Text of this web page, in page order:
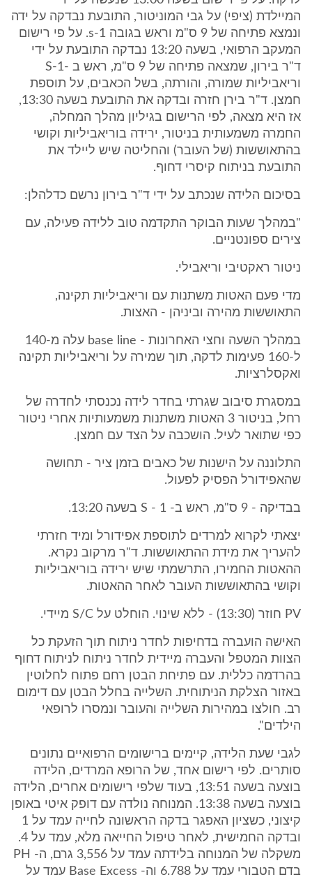
המיילדת (ציפי) על גבי המוניטור, התובעת נבדקה על ידה
ונמצא פתיחה של 9 ס"מ וראש בגובה s-1. על פי רישום
המעקב הרפואי, בשעה 13:20 נבדקה התובעת על ידי
ד"ר בירון, שמצאה פתיחה של 9 ס"מ, ראש ב -S-1
וריאביליות שמורה, והורתה, בשל הכאבים, על תוספת
חמצן. ד"ר בירן חזרה ובדקה את התובעת בשעה 13:30,
אז היא מצאה, לפי הרישום בגיליון מהלך המחלה,
החמרה משמעותית בניטור, ירידה בוריאביליות וקושי
בהתאוששות (של העובר) והחליטה שיש ליילד את
התובעת בניתוח קיסרי דחוף.
בסיכום הלידה שנכתב על ידי ד"ר בירון נרשם כדלהלן:
"במהלך שעות הבוקר התקדמה טוב ללידה פעילה, עם
צירים ספונטניים.
ניטור ראקטיבי וריאבילי.
מדי פעם האטות משתנות עם וריאביליות תקינה,
התאוששות מהירה וביניהן - האצות.
במהלך השעה וחצי האחרונות - base line עלה מ-140
ל-160 פעימות לדקה, תוך שמירה על וריאביליות תקינה
ואקסלרציות.
במסגרת סיבוב שגרתי בחדר לידה נכנסתי לחדרה של
רחל, בניטור 3 האטות משתנות משמעותיות אחרי ניטור
כפי שתואר לעיל. הושכבה על הצד עם חמצן.
התלוננה על הישנות של כאבים בזמן ציר - תחושה
שהאפידורל הפסיק לפעול.
בבדיקה - 9 ס"מ, ראש ב- 1 - S בשעה 13:20.
יצאתי לקרוא למרדים לתוספת אפידורל ומיד חזרתי
להעריך את מידת ההתאוששות. ד"ר מרקוב נקרא.
ההאטות החמירו, התרשמתי שיש ירידה בוריאביליות
וקושי בהתאוששות העובר לאחר ההאטות.
PV חוזר (13:30) - ללא שינוי. הוחלט על S/C מיידי.
האישה הועברה בדחיפות לחדר ניתוח תוך הזעקת כל
הצוות המטפל והעברה מיידית לחדר ניתוח לניתוח דחוף
בהרדמה כללית. עם פתיחת הבטן רחם פתוח לחלוטין
באזור הצלקת הניתוחית. השלייה בחלל הבטן עם דימום
רב. חולצו במהירות השלייה והעובר ונמסרו לרופאי
הילדים".
לגבי שעת הלידה, קיימים ברישומים הרפואיים נתונים
סותרים. לפי רישום אחד, של הרופא המרדים, הלידה
בוצעה בשעה 13:51, בעוד שלפי רישומים אחרים, הלידה
בוצעה בשעה 13:38. המנוחה נולדה עם דופק איטי באופן
קיצוני, כשציון האפגר בדקה הראשונה לחייה עמד על 1
ובדקה החמישית, לאחר טיפול החייאה מלא, עמד על 4.
משקלה של המנוחה בלידתה עמד על 3,556 גרם, ה- PH
בדם הטבורי עמד על 6.788 וה- Base Excess עמד על